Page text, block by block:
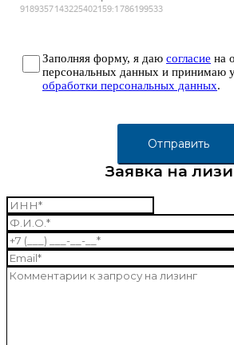
Заполняя форму, я даю согласие на
персональных данных и принимаю
обработки персональных данных.
Заявка на